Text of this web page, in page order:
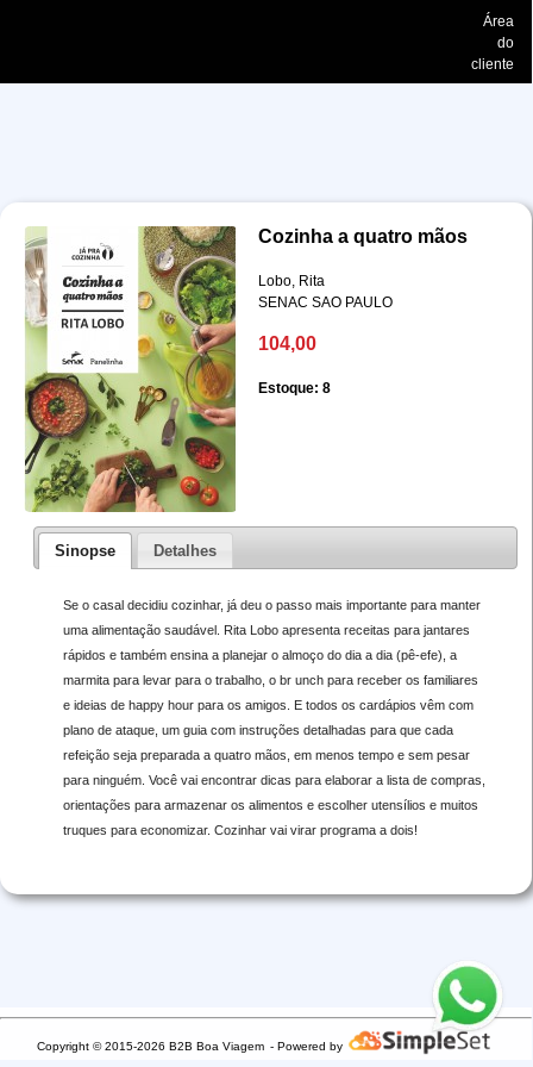
Área
do
cliente
Cozinha a quatro mãos
Lobo, Rita
SENAC SAO PAULO
104,00
Estoque: 8
Sinopse Detalhes
Se o casal decidiu cozinhar, já deu o passo mais importante para manter
uma alimentação saudável. Rita Lobo apresenta receitas para jantares
rápidos e também ensina a planejar o almoço do dia a dia (pê-efe), a
marmita para levar para o trabalho, o br unch para receber os familiares
e ideias de happy hour para os amigos. E todos os cardápios vêm com
plano de ataque, um guia com instruções detalhadas para que cada
refeição seja preparada a quatro mãos, em menos tempo e sem pesar
para ninguém. Você vai encontrar dicas para elaborar a lista de compras,
orientações para armazenar os alimentos e escolher utensílios e muitos
truques para economizar. Cozinhar vai virar programa a dois!
Copyright © 2015-2026 B2B Boa Viagem - Powered by